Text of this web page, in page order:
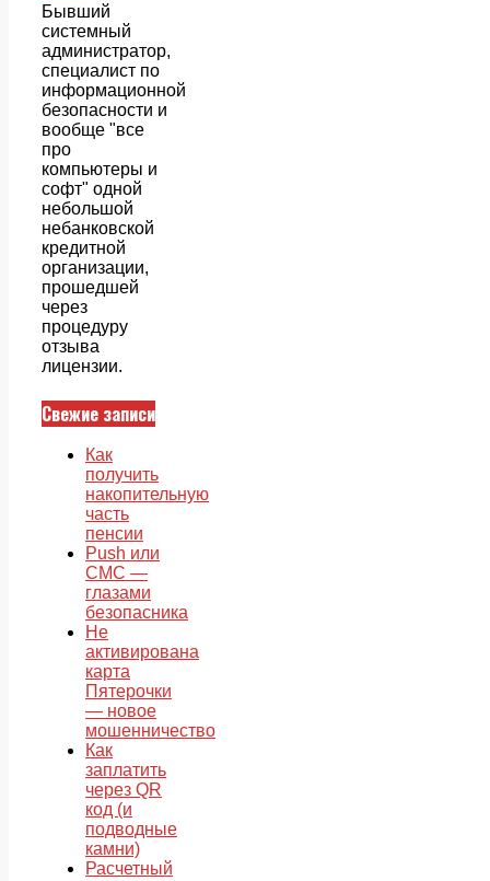
Бывший
системный
администратор,
специалист по
информационной
безопасности и
вообще "все
про
компьютеры и
софт" одной
небольшой
небанковской
кредитной
организации,
прошедшей
через
процедуру
отзыва
лицензии.
Свежие записи
Как
получить
накопительную
часть
пенсии
Push или
СМС —
глазами
безопасника
Не
активирована
карта
Пятерочки
— новое
мошенничество
Как
заплатить
через QR
код (и
подводные
камни)
Расчетный